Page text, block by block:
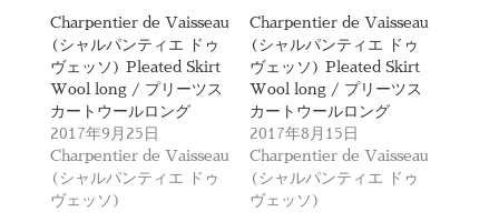
t
t
e
r
で
共
有
(
新
し
い
ウ
ィ
ン
共
有
す
る
に
は
ク
リ
ッ
ク
し
て
Charpentier de Vaisseau
(シャルパンティエ ドゥ
ヴェッソ) Pleated Skirt
Wool long / プリーツス
カートウールロング
2017年9月25日
Charpentier de Vaisseau
(シャルパンティエ ドゥ
ヴェッソ)
Charpentier de Vaisseau
(シャルパンティエ ドゥ
ヴェッソ) Pleated Skirt
Wool long / プリーツス
カートウールロング
2017年8月15日
Charpentier de Vaisseau
(シャルパンティエ ドゥ
ヴェッソ)